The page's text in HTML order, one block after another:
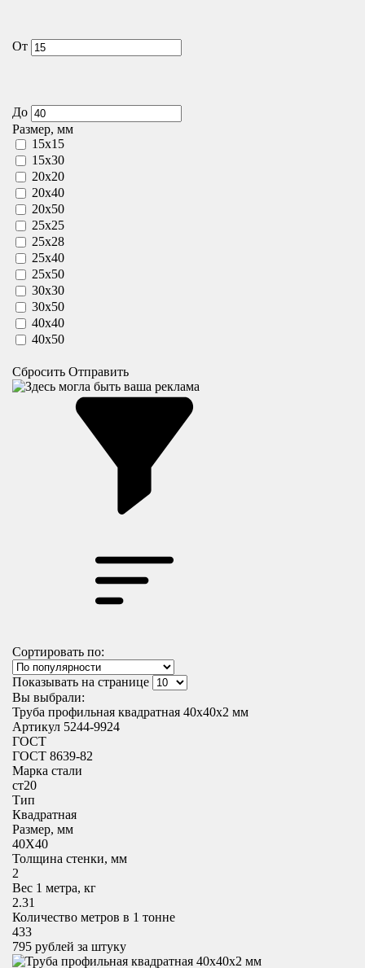
От
До
Размер, мм
15x15
15x30
20x20
20x40
20x50
25x25
25x28
25x40
25x50
30x30
30x50
40x40
40x50
Сбросить Отправить
Сортировать по:
Показывать на странице
Вы выбрали:
Труба профильная квадратная 40x40х2 мм
Артикул 5244-9924
ГОСТ
ГОСТ 8639-82
Марка стали
ст20
Тип
Квадратная
Размер, мм
40X40
Толщина стенки, мм
2
Вес 1 метра, кг
2.31
Количество метров в 1 тонне
433
795 рублей за штуку